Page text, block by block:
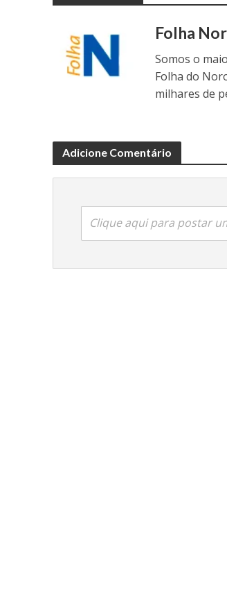
Folha
Somos o
Folha do
milhares de
Adicione Comentário
Clique aqui para postar